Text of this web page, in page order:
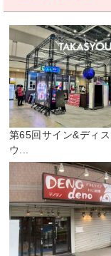
第65回サイン&ディ
ウ...